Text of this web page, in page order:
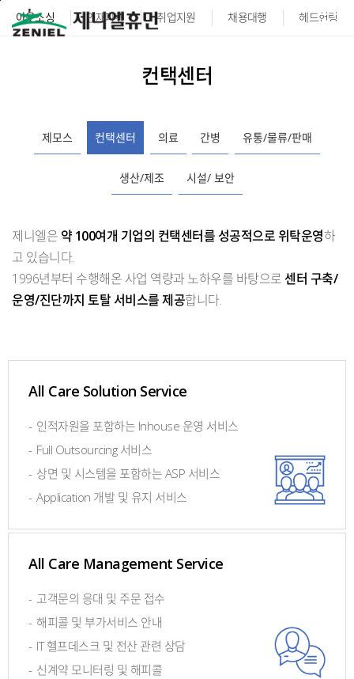
본문바로가기
아웃소싱 인재파견 취업지원 채용대행 헤드헌팅
컨택센터
제모스 컨택센터 의료 간병 유통/물류/판매
생산/제조 시설/ 보안
제니엘은 약 100여개 기업의 컨택센터를 성공적으로 위탁운영하
고 있습니다.
1996년부터 수행해온 사업 역량과 노하우를 바탕으로 센터 구축/
운영/진단까지 토탈 서비스를 제공합니다.
All Care Solution Service
- 인적자원을 포함하는 Inhouse 운영 서비스
- Full Outsourcing 서비스
- 상면 및 시스템을 포함하는 ASP 서비스
- Application 개발 및 유지 서비스
All Care Management Service
- 고객문의 응대 및 주문 접수
- 해피콜 및 부가서비스 안내
- IT 헬프데스크 및 전산 관련 상담
- 신계약 모니터링 및 해피콜